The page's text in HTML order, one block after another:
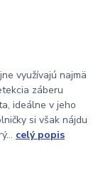
využívajú najmä
záberu
ideálne v jeho
si však nájdu
celý popis